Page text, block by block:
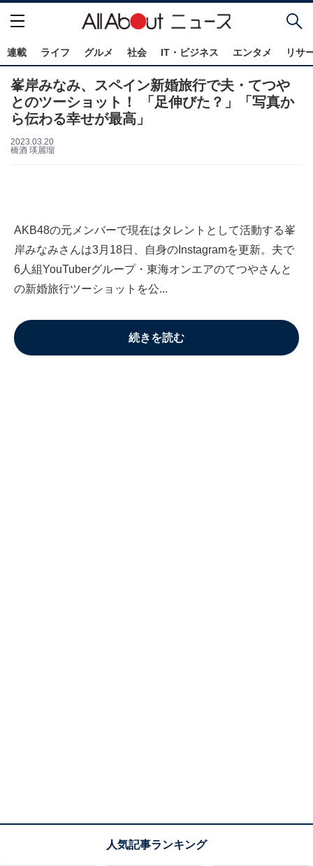
連載 ライフ グルメ 社会 IT・ビジネス エンタメ リサ
峯岸みなみ、スペイン新婚旅行で夫・てつや
とのツーショット！ 「足伸びた？」「写真か
ら伝わる幸せが最高」
2023.03.20
橋酒 瑛麗瑠
AKB48の元メンバーで現在はタレントとして活動する峯
岸みなみさんは3月18日、自身のInstagramを更新。夫で
6人組YouTuberグループ・東海オンエアのてつやさんと
の新婚旅行ツーショットを公...
続きを読む